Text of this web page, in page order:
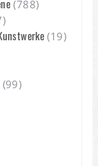
(788)
(19)
(99)